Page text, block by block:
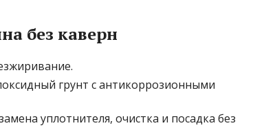
без каверн
грунт с антикоррозионными
уплотнителя, очистка и посадка без